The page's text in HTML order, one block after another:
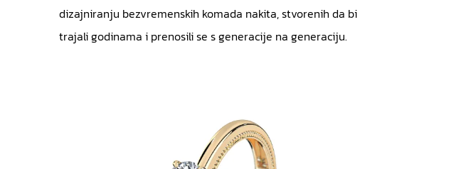
dizajniranju bezvremenskih komada nakita, stvorenih da bi
trajali godinama i prenosili se s generacije na generaciju.